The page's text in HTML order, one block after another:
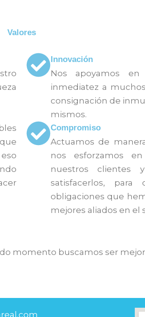
Valores
Innovación
Nos apoyamos
inmediatez a
consignación de
mismos.
Compromiso
Actuamos de
nos esforzamos
nuestros clientes
satisfacerlos,
obligaciones que
mejores aliados en el
momento buscamos ser